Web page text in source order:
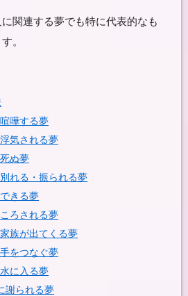
関連する夢でも特に代表的なも
。
嘩する夢
気される夢
ぬ夢
れる・振られる夢
きる夢
ろされる夢
族が出てくる夢
をつなぐ夢
に入る夢
謝られる夢